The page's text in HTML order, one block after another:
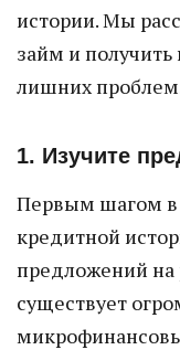
истории. Мы
займ и
лишних
1. Изучите
Первым шагом в
кредитной
предложений
существует